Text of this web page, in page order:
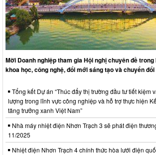
Mời Doanh nghiệp tham gia Hội nghị chuyên đề
khoa học, công nghệ, đổi mới sáng tạo và chuyển
Tổng kết Dự án “Thúc đẩy thị trường đầu tư tiết kiệm
lượng trong lĩnh vực công nghiệp và hỗ trợ thực hiện
tăng trưởng xanh Việt Nam”
Nhà máy nhiệt điện Nhơn Trạch 3 sẽ phát điện
11/2025
Nhiệt điện Nhơn Trạch 4 chính thức hòa lưới điện